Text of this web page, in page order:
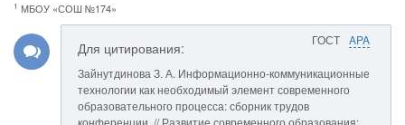
1 МБОУ «СОШ №174»
ГОСТ APA
Для цитирования:
Зайнутдинова З. А. Информационно-коммуникационные
технологии как необходимый элемент современного
образовательного процесса: сборник трудов
конференции. // Развитие современного образования: